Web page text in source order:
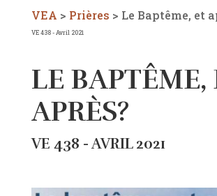
VEA > Prières > Le Baptême, et
VE 438 - Avril 2021
LE BAPTÊME,
APRÈS?
VE 438 - AVRIL 2021